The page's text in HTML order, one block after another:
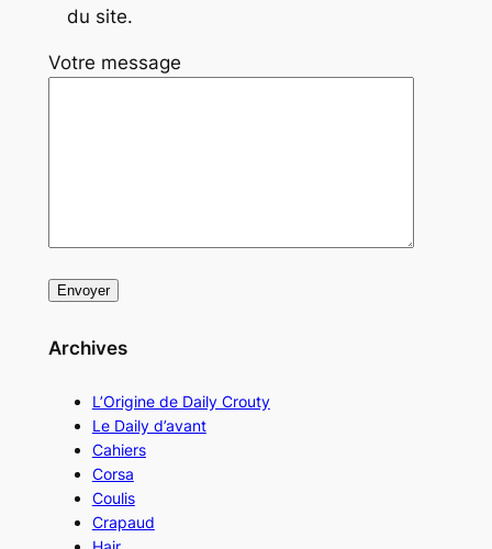
du site.
Votre message
Archives
L’Origine de Daily Crouty
Le Daily d’avant
Cahiers
Corsa
Coulis
Crapaud